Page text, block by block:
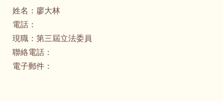
姓名： 廖大林
電話：
現職： 第三屆立法委員
聯絡電話：
電子郵件：